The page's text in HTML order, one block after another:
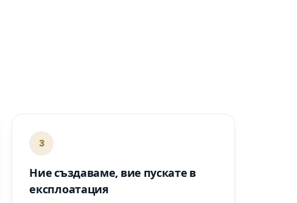
3
Ние създаваме, вие пускате в
експлоатация